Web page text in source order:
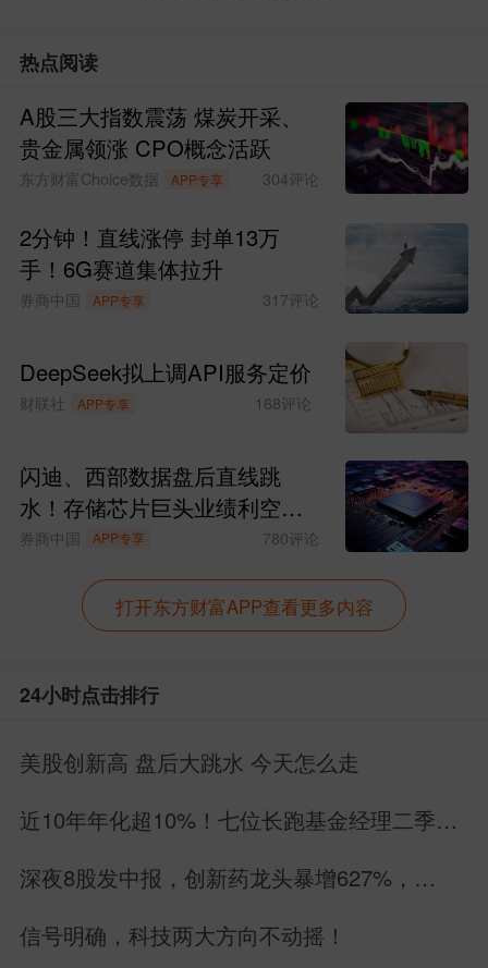
热点阅读
A股三大指数震荡 煤炭开采、
贵金属领涨 CPO概念活跃
东方财富Choice数据 APP专享 304评论
2分钟！直线涨停 封单13万
手！6G赛道集体拉升
券商中国 APP专享 317评论
DeepSeek拟上调API服务定价
财联社 APP专享 168评论
闪迪、西部数据盘后直线跳
水！存储芯片巨头业绩利空来
袭
券商中国 APP专享 780评论
打开东方财富APP查看更多内容
24小时点击排行
美股创新高 盘后大跳水 今天怎么走
近10年年化超10%！七位长跑基金经理二季报
深夜8股发中报，创新药龙头暴增627%，
信号明确，科技两大方向不动摇！